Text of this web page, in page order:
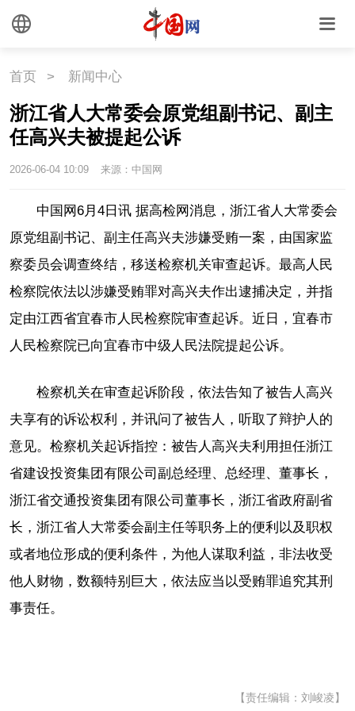
民藏
中国瓷
国情
国情
海洋 草原 湾区
联盟 心理
首页 > 新闻中心
浙江省人大常委会原党组副书记、副主
任高兴夫被提起公诉
2026-06-04 10:09 来源：中国网
中国网6月4日讯 据高检网消息，浙江省人大常委会
原党组副书记、副主任高兴夫涉嫌受贿一案，由国家监
察委员会调查终结，移送检察机关审查起诉。最高人民
检察院依法以涉嫌受贿罪对高兴夫作出逮捕决定，并指
定由江西省宜春市人民检察院审查起诉。近日，宜春市
人民检察院已向宜春市中级人民法院提起公诉。
检察机关在审查起诉阶段，依法告知了被告人高兴
夫享有的诉讼权利，并讯问了被告人，听取了辩护人的
意见。检察机关起诉指控：被告人高兴夫利用担任浙江
省建设投资集团有限公司副总经理、总经理、董事长，
浙江省交通投资集团有限公司董事长，浙江省政府副省
长，浙江省人大常委会副主任等职务上的便利以及职权
或者地位形成的便利条件，为他人谋取利益，非法收受
他人财物，数额特别巨大，依法应当以受贿罪追究其刑
事责任。
【责任编辑：刘峻凌】